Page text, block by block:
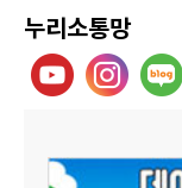
누리소통망